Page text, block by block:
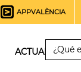
APPVALÈNCIA
ACTUALIDAD